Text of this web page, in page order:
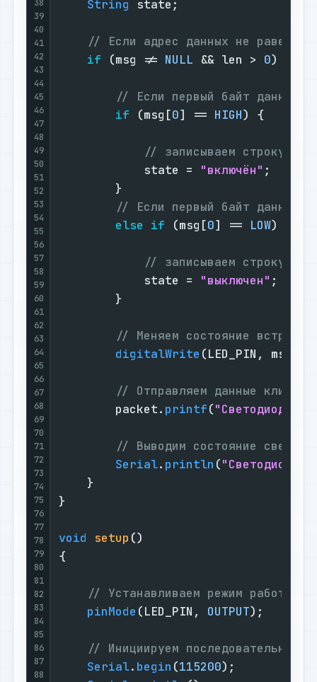
38
39
40
41
42
43
44
45
46
47
48
49
50
51
52
53
54
55
56
57
58
59
60
61
62
63
64
65
66
67
68
69
70
71
72
73
74
75
76
77
78
79
80
81
82
83
84
85
86
87
88
String state;
// Если адрес данных не равен
if (msg != NULL && len > 0) {
// Если первый байт данных
if (msg[0] == HIGH) {
// записываем строку в
            state =
"включён" ;
        }
// Если первый байт данных
else if (msg[0] == LOW) {
// записываем строку в
            state =
"выключен" ;
        }
// Меняем состояние
digitalWrite (LED_PIN, msg[
// Отправляем данные клиенту
        packet.
printf("Светодиод %s"
// Выводим состояние
Serial. println ("Светодиод "
    }
}
void setup ()
{
// Устанавливаем режим работы
pinMode (LED_PIN, OUTPUT);
// Инициируем последовательный
Serial. begin (115200);